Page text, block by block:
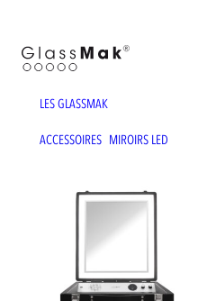
contenu
LES GLASSMAK
ACCESSOIRES MIROIRS LED